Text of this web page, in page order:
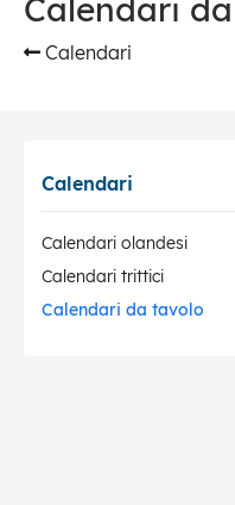
Calendari
Calendari
Calendari
Calendari olandesi
Calendari trittici
Calendari da tavolo